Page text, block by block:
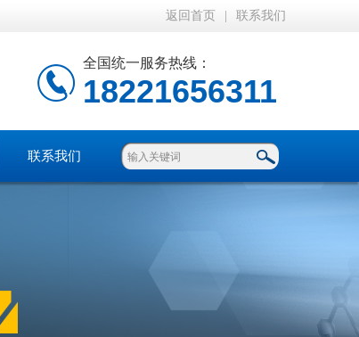
返回首页 联系我们
全国统一服务热线：
18221656311
联系我们